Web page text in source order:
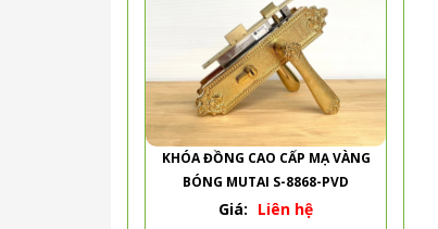
KHÓA ĐỒNG CAO CẤP MẠ VÀNG
BÓNG MUTAI S-8868-PVD
Giá: Liên hệ